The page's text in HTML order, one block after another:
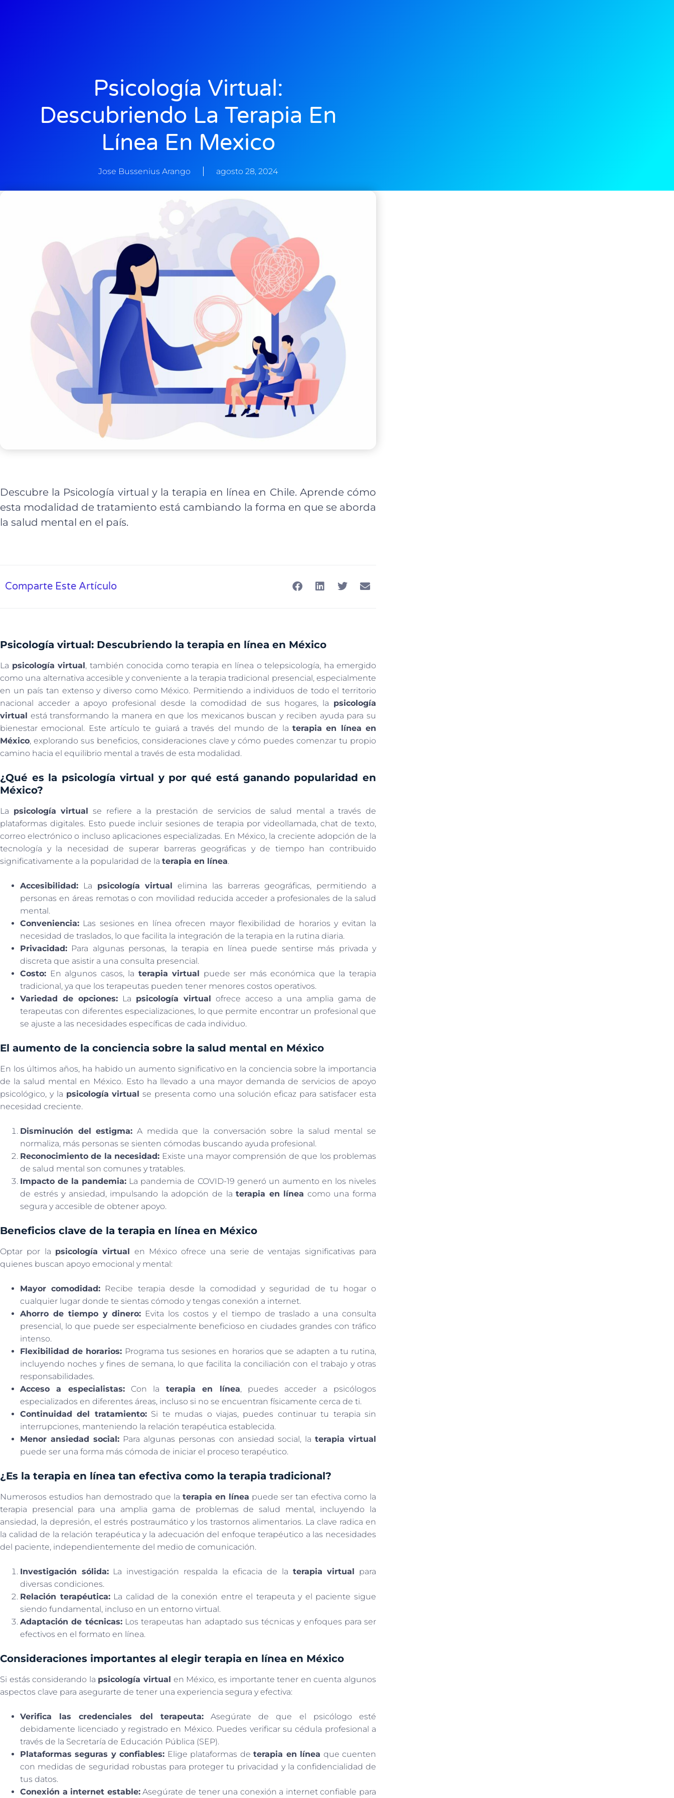
Psicología Virtual:
Descubriendo La Terapia En
Línea En Mexico
Jose Bussenius Arango agosto 28, 2024
Descubre la Psicología virtual y la terapia en línea en Chile. Aprende cómo
esta modalidad de tratamiento está cambiando la forma en que se aborda
la salud mental en el país.
Comparte Este Artículo
Psicología virtual: Descubriendo la terapia en línea en México
La psicología virtual, también conocida como terapia en línea o telepsicología, ha emergido
como una alternativa accesible y conveniente a la terapia tradicional presencial, especialmente
en un país tan extenso y diverso como México. Permitiendo a individuos de todo el territorio
nacional acceder a apoyo profesional desde la comodidad de sus hogares, la psicología
virtual está transformando la manera en que los mexicanos buscan y reciben ayuda para su
bienestar emocional. Este artículo te guiará a través del mundo de la terapia en línea en
México, explorando sus beneficios, consideraciones clave y cómo puedes comenzar tu propio
camino hacia el equilibrio mental a través de esta modalidad.
¿Qué es la psicología virtual y por qué está ganando popularidad en
México?
La psicología virtual se refiere a la prestación de servicios de salud mental a través de
plataformas digitales. Esto puede incluir sesiones de terapia por videollamada, chat de texto,
correo electrónico o incluso aplicaciones especializadas. En México, la creciente adopción de la
tecnología y la necesidad de superar barreras geográficas y de tiempo han contribuido
significativamente a la popularidad de la terapia en línea.
Accesibilidad: La psicología virtual elimina las barreras geográficas, permitiendo a
personas en áreas remotas o con movilidad reducida acceder a profesionales de la salud
mental.
Conveniencia: Las sesiones en línea ofrecen mayor flexibilidad de horarios y evitan la
necesidad de traslados, lo que facilita la integración de la terapia en la rutina diaria.
Privacidad: Para algunas personas, la terapia en línea puede sentirse más privada y
discreta que asistir a una consulta presencial.
Costo: En algunos casos, la terapia virtual puede ser más económica que la terapia
tradicional, ya que los terapeutas pueden tener menores costos operativos.
Variedad de opciones: La psicología virtual ofrece acceso a una amplia gama de
terapeutas con diferentes especializaciones, lo que permite encontrar un profesional que
se ajuste a las necesidades específicas de cada individuo.
El aumento de la conciencia sobre la salud mental en México
En los últimos años, ha habido un aumento significativo en la conciencia sobre la importancia
de la salud mental en México. Esto ha llevado a una mayor demanda de servicios de apoyo
psicológico, y la psicología virtual se presenta como una solución eficaz para satisfacer esta
necesidad creciente.
Disminución del estigma: A medida que la conversación sobre la salud mental se
normaliza, más personas se sienten cómodas buscando ayuda profesional.
Reconocimiento de la necesidad: Existe una mayor comprensión de que los problemas
de salud mental son comunes y tratables.
Impacto de la pandemia: La pandemia de COVID-19 generó un aumento en los niveles
de estrés y ansiedad, impulsando la adopción de laterapia en línea como una forma
segura y accesible de obtener apoyo.
Beneficios clave de la terapia en línea en México
Optar por la psicología virtual en México ofrece una serie de ventajas significativas para
quienes buscan apoyo emocional y mental:
Mayor comodidad: Recibe terapia desde la comodidad y seguridad de tu hogar o
cualquier lugar donde te sientas cómodo y tengas conexión a internet.
Ahorro de tiempo y dinero: Evita los costos y el tiempo de traslado a una consulta
presencial, lo que puede ser especialmente beneficioso en ciudades grandes con tráfico
intenso.
Flexibilidad de horarios: Programa tus sesiones en horarios que se adapten a tu rutina,
incluyendo noches y fines de semana, lo que facilita la conciliación con el trabajo y otras
responsabilidades.
Acceso a especialistas:Con la terapia en línea, puedes acceder a psicólogos
especializados en diferentes áreas, incluso si no se encuentran físicamente cerca de ti.
Continuidad del tratamiento:Si te mudas o viajas, puedes continuar tu terapia sin
interrupciones, manteniendo la relación terapéutica establecida.
Menor ansiedad social: Para algunas personas con ansiedad social, la terapia virtual
puede ser una forma más cómoda de iniciar el proceso terapéutico.
¿Es la terapia en línea tan efectiva como la terapia tradicional?
Numerosos estudios han demostrado que la terapia en línea puede ser tan efectiva como la
terapia presencial para una amplia gama de problemas de salud mental, incluyendo la
ansiedad, la depresión, el estrés postraumático y los trastornos alimentarios. La clave radica en
la calidad de la relación terapéutica y la adecuación del enfoque terapéutico a las necesidades
del paciente, independientemente del medio de comunicación.
Investigación sólida:La investigación respalda la eficacia de la terapia virtual para
diversas condiciones.
Relación terapéutica:La calidad de la conexión entre el terapeuta y el paciente sigue
siendo fundamental, incluso en un entorno virtual.
Adaptación de técnicas:Los terapeutas han adaptado sus técnicas y enfoques para ser
efectivos en el formato en línea.
Consideraciones importantes al elegir terapia en línea en México
Si estás considerando la psicología virtual en México, es importante tener en cuenta algunos
aspectos clave para asegurarte de tener una experiencia segura y efectiva:
Verifica las credenciales del terapeuta:Asegúrate de que el psicólogo esté
debidamente licenciado y registrado en México. Puedes verificar su cédula profesional a
través de la Secretaría de Educación Pública (SEP).
Plataformas seguras y confiables: Elige plataformas deterapia en línea que cuenten
con medidas de seguridad robustas para proteger tu privacidad y la confidencialidad de
tus datos.
Conexión a internet estable:Asegúrate de tener una conexión a internet confiable para